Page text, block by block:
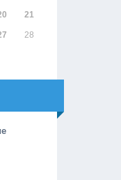
21
28